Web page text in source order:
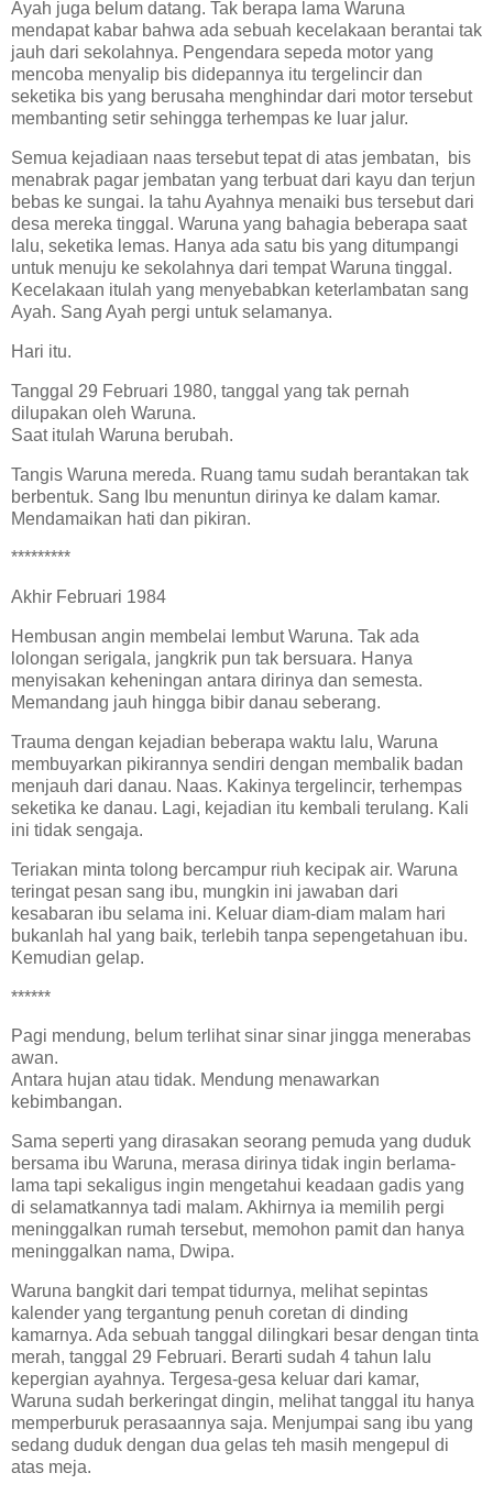
Ayah juga belum datang. Tak berapa lama Waruna
mendapat kabar bahwa ada sebuah kecelakaan berantai tak
jauh dari sekolahnya. Pengendara sepeda motor yang
mencoba menyalip bis didepannya itu tergelincir dan
seketika bis yang berusaha menghindar dari motor tersebut
membanting setir sehingga terhempas ke luar jalur.
Semua kejadiaan naas tersebut tepat di atas jembatan, bis
menabrak pagar jembatan yang terbuat dari kayu dan terjun
bebas ke sungai. Ia tahu Ayahnya menaiki bus tersebut dari
desa mereka tinggal. Waruna yang bahagia beberapa saat
lalu, seketika lemas. Hanya ada satu bis yang ditumpangi
untuk menuju ke sekolahnya dari tempat Waruna tinggal.
Kecelakaan itulah yang menyebabkan keterlambatan sang
Ayah. Sang Ayah pergi untuk selamanya.
Hari itu.
Tanggal 29 Februari 1980, tanggal yang tak pernah
dilupakan oleh Waruna.
Saat itulah Waruna berubah.
Tangis Waruna mereda. Ruang tamu sudah berantakan tak
berbentuk. Sang Ibu menuntun dirinya ke dalam kamar.
Mendamaikan hati dan pikiran.
*********
Akhir Februari 1984
Hembusan angin membelai lembut Waruna. Tak ada
lolongan serigala, jangkrik pun tak bersuara. Hanya
menyisakan keheningan antara dirinya dan semesta.
Memandang jauh hingga bibir danau seberang.
Trauma dengan kejadian beberapa waktu lalu, Waruna
membuyarkan pikirannya sendiri dengan membalik badan
menjauh dari danau. Naas. Kakinya tergelincir, terhempas
seketika ke danau. Lagi, kejadian itu kembali terulang. Kali
ini tidak sengaja.
Teriakan minta tolong bercampur riuh kecipak air. Waruna
teringat pesan sang ibu, mungkin ini jawaban dari
kesabaran ibu selama ini. Keluar diam-diam malam hari
bukanlah hal yang baik, terlebih tanpa sepengetahuan ibu.
Kemudian gelap.
******
Pagi mendung, belum terlihat sinar sinar jingga menerabas
awan.
Antara hujan atau tidak. Mendung menawarkan
kebimbangan.
Sama seperti yang dirasakan seorang pemuda yang duduk
bersama ibu Waruna, merasa dirinya tidak ingin berlama-
lama tapi sekaligus ingin mengetahui keadaan gadis yang
di selamatkannya tadi malam. Akhirnya ia memilih pergi
meninggalkan rumah tersebut, memohon pamit dan hanya
meninggalkan nama, Dwipa.
Waruna bangkit dari tempat tidurnya, melihat sepintas
kalender yang tergantung penuh coretan di dinding
kamarnya. Ada sebuah tanggal dilingkari besar dengan tinta
merah, tanggal 29 Februari. Berarti sudah 4 tahun lalu
kepergian ayahnya. Tergesa-gesa keluar dari kamar,
Waruna sudah berkeringat dingin, melihat tanggal itu hanya
memperburuk perasaannya saja. Menjumpai sang ibu yang
sedang duduk dengan dua gelas teh masih mengepul di
atas meja.